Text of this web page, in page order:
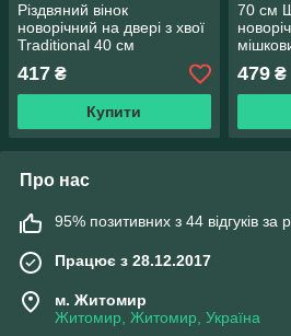
Різдвяний вінок
новорічний на двері з хвої
Traditional 40 см
засніжений
417 ₴
Купити
70 см
479₴
Про нас
95% позитивних з 44 відгуків за
Працює з 28.12.2017
м. Житомир
Житомир, Житомир, Україна